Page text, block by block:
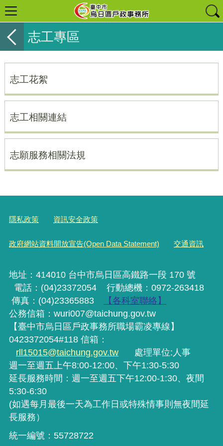
志工專區
志工花絮
志工相關連結
志願服務相關法規
隱私政策 資訊安全政策
政府網站資料開放宣告(Open Data Statement) 交通資訊
地址：414010 台中市烏日區高鐵路一段 170 號
電話：(04)23372054 行動總機 ：0972-263418
傳真：(04)23365883
【各科室聯絡】
公務信箱：wuri007@taichung.gov.tw
【臺中市烏日區戶政事務所職場霸凌專線】
0423372054#118 信箱：
rll15015@taichung.gov.tw
處理單位:人事
週一至週五上午8:00-12:00、下午1:30-5:30
延長服務時間：週一至週五下午12:00-1:30、夜間
5:30-6:30
(如遇每月最後一天為工作日或特殊情事則無夜間延
長服務）
統一編號：55728722